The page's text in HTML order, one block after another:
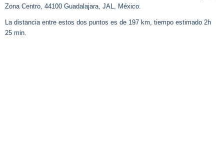
Zona Centro, 44100 Guadalajara, JAL, México.
La distancia entre estos dos puntos es de 197 km, tiempo estimado 2h
25 min.